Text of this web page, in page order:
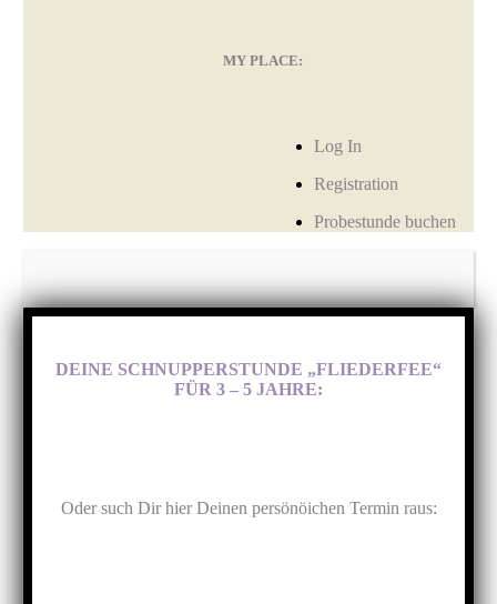
MY PLACE:
Log In
Registration
Probestunde buchen
DEINE SCHNUPPERSTUNDE „FLIEDERFEE“
FÜR 3 – 5 JAHRE:
Oder such Dir hier Deinen persönöichen Termin raus: